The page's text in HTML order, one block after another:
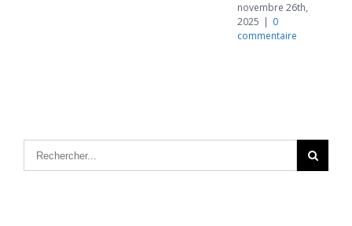
novembre 26th,
2025 | 0
commentaire